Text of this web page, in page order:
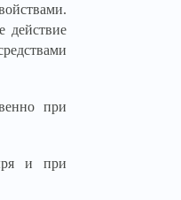
действие
при
и при